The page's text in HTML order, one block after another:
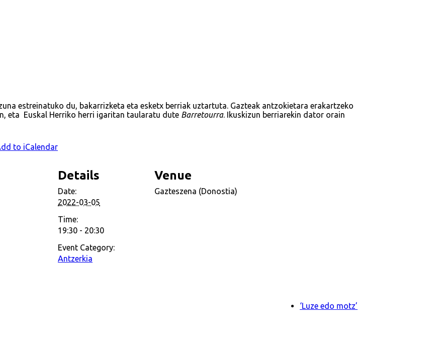
estreinatuko du, bakarrizketa eta esketx berriak uztartuta. Gazteak antzokietara erakartzeko
eta Euskal Herriko herri igaritan taularatu dute Barretourra. Ikuskizun berriarekin dator orain
to iCalendar
Details
Date:
2022-03-05
Time:
19:30 - 20:30
Event Category:
Antzerkia
Venue
Gazteszena (Donostia)
‘Luze edo motz’